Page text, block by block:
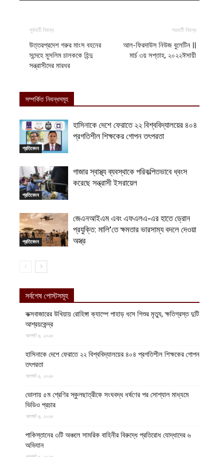
পূর্ববর্তী নিবন্ধ
উত্তরপ্রদেশ গরুর মাংস বহনের
সন্দেহে মুসলিম চালককে হিন্দু
সন্ত্রাসীদের মারধর
পরবর্তী নিবন্ধ
আল-ফিরদাউস নিউজ বুলেটিন ||
মার্চ ৩য় সপ্তাহ, ২০২২ঈসায়ী
সম্পর্কিত নিবন্ধসমূহ
প্রতিবেদন
হাসিনাকে দেশে ফেরাতে ২২ বিশ্ববিদ্যালয়ের ৪০৪
প্রগতিশীল শিক্ষকের গোপন তৎপরতা
প্রতিবেদন
গাজার স্বাস্থ্য ব্যবস্থাকে পরিকল্পিতভাবে ধ্বংস
করেছে সন্ত্রাসী ইসরায়েল
প্রতিবেদন
জেএনআইএম এবং এফএলএ-এর হাতে ড্রোন
প্রযুক্তি: মালি’তে ক্ষমতার ভারসাম্য বদলে দেওয়া
অস্ত্র
সর্বশেষ পোস্টসমূহ
কক্সবাজারের উখিয়ায় রোহিঙ্গা ক্যাম্পে পাহাড় ধসে শিশুর মৃত্যু, ক্ষতিগ্রস্ত দুটি
আশ্রয়কেন্দ্র
আগস্ট ৬, ২০২৬
হাসিনাকে দেশে ফেরাতে ২২ বিশ্ববিদ্যালয়ের ৪০৪ প্রগতিশীল শিক্ষকের গোপন
তৎপরতা
আগস্ট ৬, ২০২৬
ভোলায় ৫ম শ্রেণির স্কুলছাত্রীকে সংঘবদ্ধ ধর্ষণের পর সোশ্যাল মাধ্যমে
ভিডিও প্রচার
আগস্ট ৬, ২০২৬
পাকিস্তানের ৩টি অঞ্চলে সামরিক বাহিনীর বিরুদ্ধে প্রতিরোধ যোদ্ধাদের ৬
অভিযান